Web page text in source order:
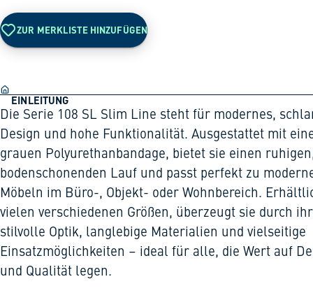
ZUR MERKLISTE HINZUFÜGEN
EINLEITUNG
Die Serie 108 SL Slim Line steht für modernes,
Design und hohe Funktionalität. Ausgestattet mit
grauen Polyurethanbandage, bietet sie einen
bodenschonenden Lauf und passt perfekt zu
Möbeln im Büro-, Objekt- oder Wohnbereich.
vielen verschiedenen Größen, überzeugt sie durch
stilvolle Optik, langlebige Materialien und vielseitige
Einsatzmöglichkeiten – ideal für alle, die Wert auf
und Qualität legen.